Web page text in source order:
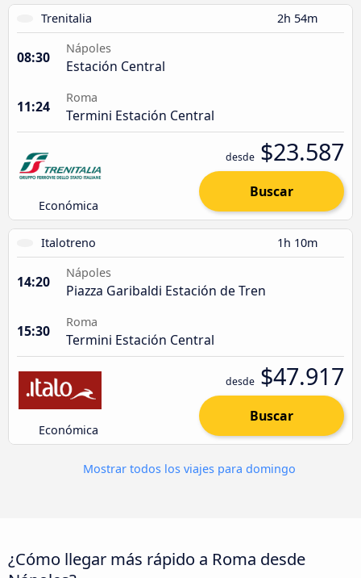
Trenitalia 2h 54m
08:30
Nápoles
Estación Central
11:24
Roma
Termini Estación Central
Económica
desde $23.587
Buscar
Italotreno 1h 10m
14:20
Nápoles
Piazza Garibaldi Estación de Tren
15:30
Roma
Termini Estación Central
Económica
desde $47.917
Buscar
Mostrar todos los viajes para domingo
¿Cómo llegar más rápido a Roma desde